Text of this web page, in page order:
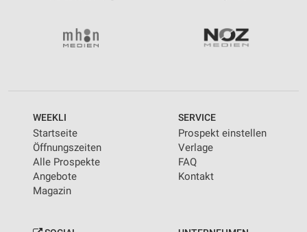
WEEKLI
Startseite
Öffnungszeiten
Alle Prospekte
Angebote
Magazin
SERVICE
Prospekt einstellen
Verlage
FAQ
Kontakt